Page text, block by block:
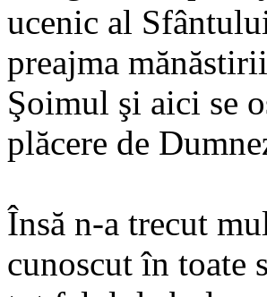
ucenic al
preajma
Şoimul şi aici se
plăcere de
Însă n-a trecut
cunoscut în toate